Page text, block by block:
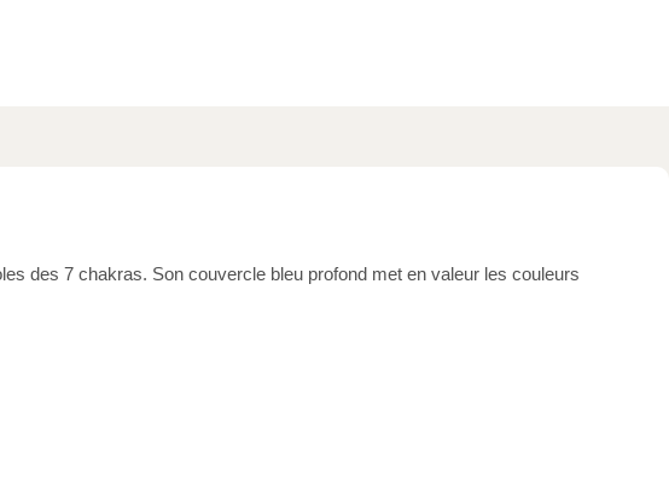
des 7 chakras. Son couvercle bleu profond met en valeur les couleurs